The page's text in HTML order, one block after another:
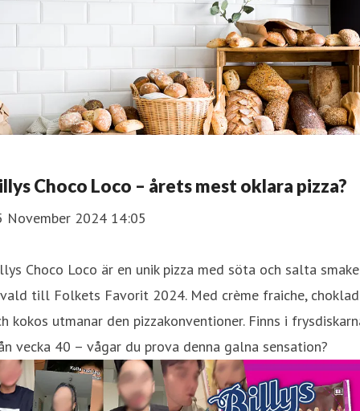
Choco Loco – årets mest oklara pizza?
November 2024 14:05
Choco Loco är en unik pizza med söta och salta
till Folkets Favorit 2024. Med crème fraiche, choklad
kokos utmanar den pizzakonventioner. Finns i
vecka 40 – vågar du prova denna galna sensation?